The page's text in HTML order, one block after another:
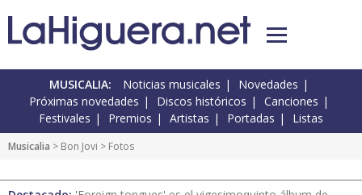
MUSICALIA: Noticias musicales
Novedades
Próximas novedades
Discos históricos
Canciones
Festivales
Premios Artistas Portadas Listas
Musicalia > Bon Jovi > Fotos